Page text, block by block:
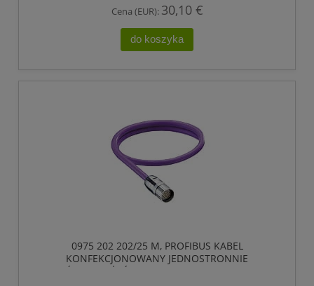
Cena (EUR): 30,10 €
do koszyka
0975 202 202/25 M, PROFIBUS KABEL
KONFEKCJONOWANY JEDNOSTRONNIE
ZAKOŃCZONY, ŻEŃSKIE ZŁĄCZE M23, 12 POLOWY.,